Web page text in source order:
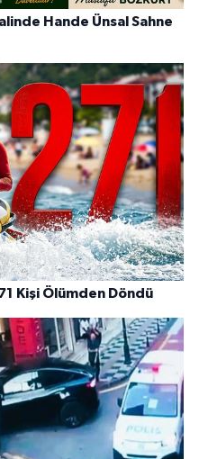
Hande Ünsal Sahne
Kişi Ölümden Döndü